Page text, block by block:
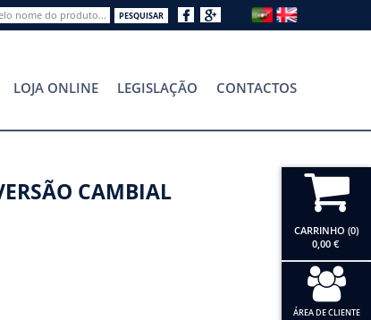
PESQUISAR
LOJA ONLINE LEGISLAÇÃO CONTACTOS
CARRINHO (0)
0,00 €
ÁREA DE CLIENTE
CAMBIAL